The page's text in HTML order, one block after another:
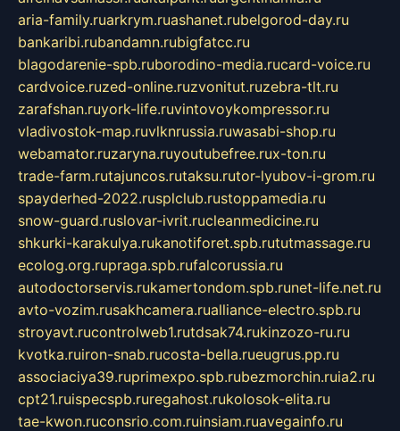
aria-family.ruarkrym.ruashanet.rubelgorod-day.ru
bankaribi.rubandamn.rubigfatcc.ru
blagodarenie-spb.ruborodino-media.rucard-voice.ru
cardvoice.ruzed-online.ruzvonitut.ruzebra-tlt.ru
zarafshan.ruyork-life.ruvintovoykompressor.ru
vladivostok-map.ruvlknrussia.ruwasabi-shop.ru
webamator.ruzaryna.ruyoutubefree.rux-ton.ru
trade-farm.rutajuncos.rutaksu.rutor-lyubov-i-grom.ru
spayderhed-2022.rusplclub.rustoppamedia.ru
snow-guard.ruslovar-ivrit.rucleanmedicine.ru
shkurki-karakulya.rukanotiforet.spb.rututmassage.ru
ecolog.org.rupraga.spb.rufalcorussia.ru
autodoctorservis.rukamertondom.spb.runet-life.net.ru
avto-vozim.rusakhcamera.rualliance-electro.spb.ru
stroyavt.rucontrolweb1.rutdsak74.rukinzozo-ru.ru
kvotka.ruiron-snab.rucosta-bella.rueugrus.pp.ru
associaciya39.ruprimexpo.spb.rubezmorchin.ruia2.ru
cpt21.ruispecspb.ruregahost.rukolosok-elita.ru
tae-kwon.ruconsrio.com.ruinsiam.ruavegainfo.ru